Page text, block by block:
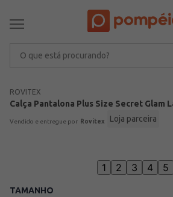
ROVITEX
Calça Pantalona Plus Size Secret Glam
Rovitex Loja parceira
1 2 3 4 5
TAMANHO